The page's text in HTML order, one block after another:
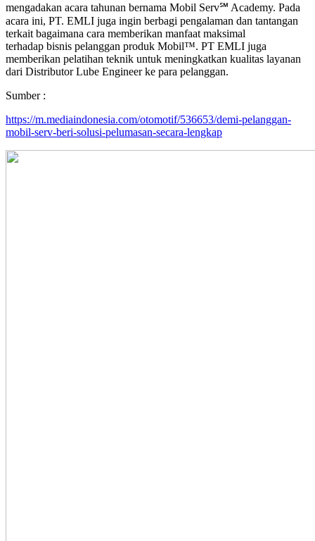
mengadakan acara tahunan bernama Mobil Serv℠ Academy. Pada
acara ini, PT. EMLI juga ingin berbagi pengalaman dan tantangan
terkait bagaimana cara memberikan manfaat maksimal
terhadap bisnis pelanggan produk Mobil™. PT EMLI juga
memberikan pelatihan teknik untuk meningkatkan kualitas layanan
dari Distributor Lube Engineer ke para pelanggan.
Sumber :
https://m.mediaindonesia.com/otomotif/536653/demi-pelanggan-
mobil-serv-beri-solusi-pelumasan-secara-lengkap